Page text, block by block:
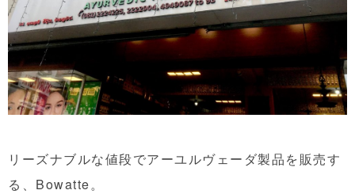
リーズナブルな値段でアーユルヴェーダ製品を販売す
る、 Bowatte。